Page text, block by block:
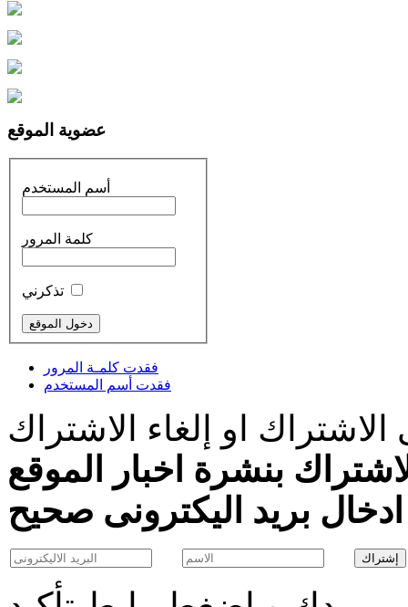
عضوية الموقع
أسم المستخدم
كلمة المرور
فقدت كلمـة المرور
فقدت أسم المستخدم
او إلغاء الاشتراك
بنشرة اخبار الموقع